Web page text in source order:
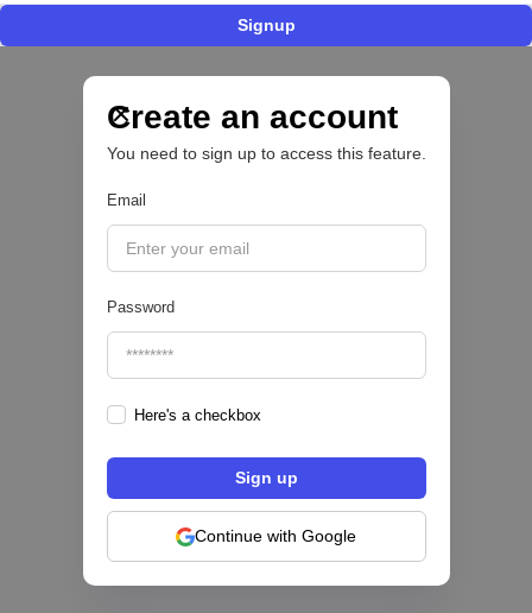
Signup
Create an account
You need to sign up to access this feature.
Email
Password
Here's a checkbox
Continue with Google
IA para automatizar la gestión de tesorería de
las PYMEs
BFM 👔
July 28
Fintech salvadoreña TOHKN lanza plataforma
para invertir desde US$10 en acciones de EE.
UU. y criptomonedas
ACTIVOS DIGITALES 👾